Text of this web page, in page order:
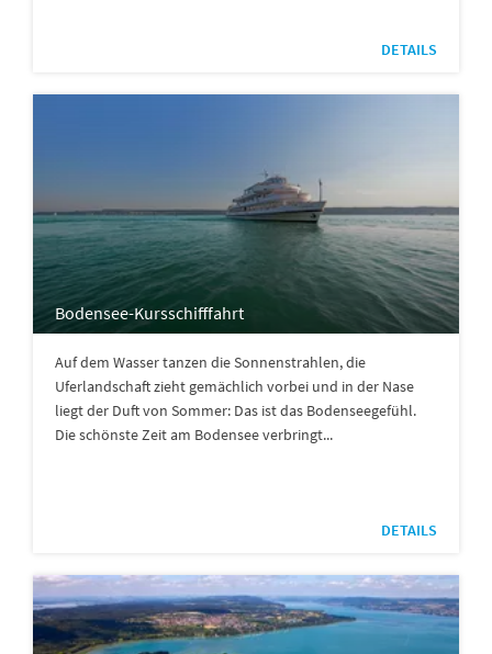
DETAILS
Bodensee-Kursschifffahrt
Auf dem Wasser tanzen die Sonnenstrahlen, die
Uferlandschaft zieht gemächlich vorbei und in der Nase
liegt der Duft von Sommer: Das ist das Bodenseegefühl.
Die schönste Zeit am Bodensee verbringt...
DETAILS